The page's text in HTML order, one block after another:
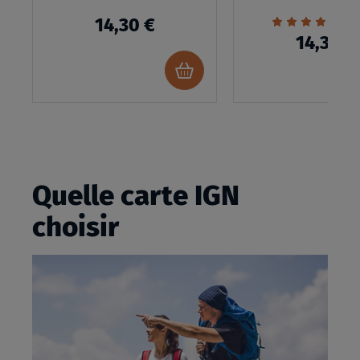
14,30 €
Ajouter
au
Évaluation:
14,30 €
Quelle carte IGN
choisir